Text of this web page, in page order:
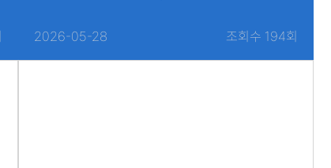
2026-05-28 조회수 194회